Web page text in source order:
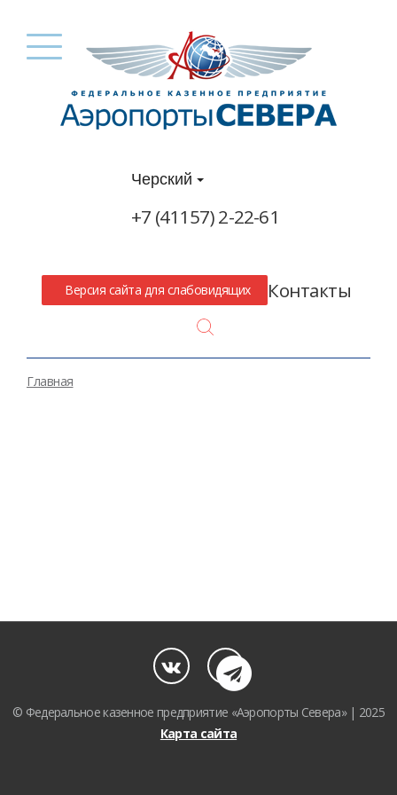
Черский
+7 (41157) 2-22-61
Версия сайта для слабовидящих Контакты
Главная
© Федеральное казенное предприятие «Аэропорты Севера» | 2025
Карта сайта